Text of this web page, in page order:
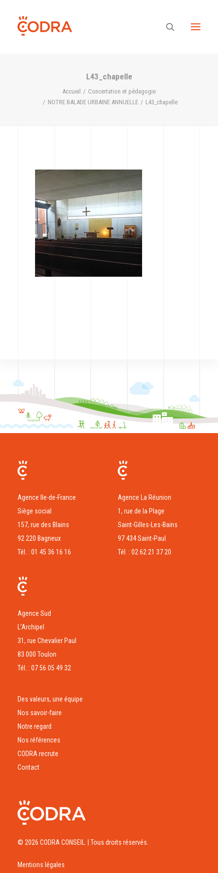
Des valeurs, une équipe
Nos références
CODRA recrute
Contact
L43_chapelle
Accueil
Concertation et pédagogie
NOTRE BALADE URBAINE ANNUELLE
L43_chapelle
Agence Ile-de-France
Siège social
157, rue des Blains
92 220 Bagneux
Tél. : 01 45 36 16 16
Agence La Réunion
1, rue de la Plage
Saint-Gilles-Les-Bains
97 434 Saint-Paul
Tél. : 02 62 21 37 20
Agence Sud
L’Archipel
31, rue Chevalier Paul
83 000 Toulon
Tél. : 07 56 05 49 32
Des valeurs, une équipe
Nos savoir-faire
Notre regard
Nos références
CODRA recrute
Contact
© 2026 CODRA CONSEIL. | Tous droits réservés.
Mentions légales